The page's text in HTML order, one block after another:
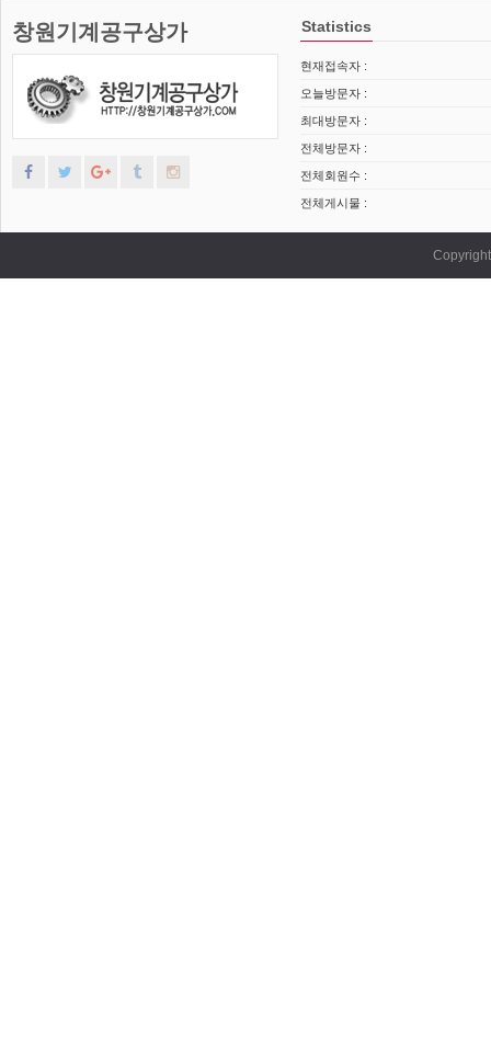
창원기계공구상가 Statistics
현재접속자 :
오늘방문자 :
최대방문자 :
전체방문자 :
전체회원수 :
전체게시물 :